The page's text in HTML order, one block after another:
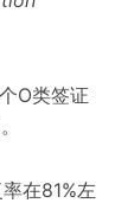
O类签证
在81%左